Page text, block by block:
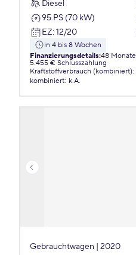
Diesel
95 PS (70 kW)
EZ: 12/20
in 4 bis 8 Wochen
Finanzierungsdetails:48 Monate
5.455 € Schlusszahlung
Kraftstoffverbrauch (kombiniert):
kombiniert: k.A.
Gebrauchtwagen | 2020